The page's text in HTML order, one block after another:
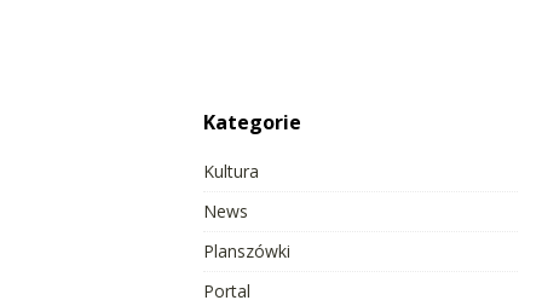
Kategorie
Kultura
News
Planszówki
Portal